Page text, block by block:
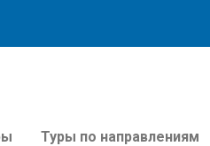
Туры по направлениям